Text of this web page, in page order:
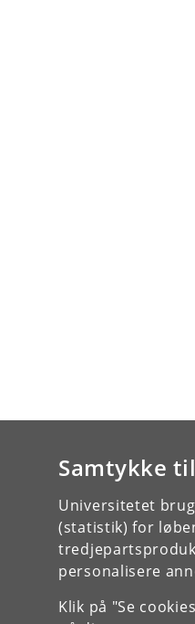
Samtykke
Universitetet
(statistik) for
personalisere
Klik på "Se